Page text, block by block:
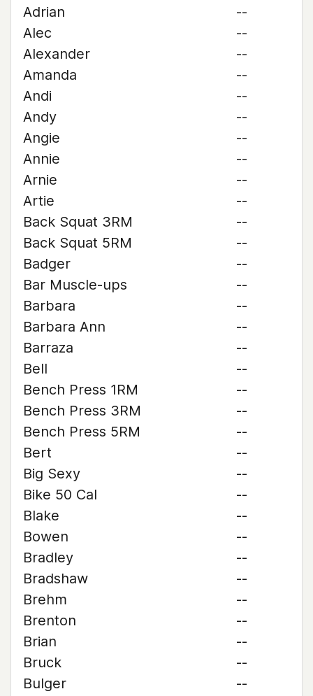
Adrian
--
Alec
--
Alexander
--
Amanda
--
Andi
--
Andy
--
Angie
--
Annie
--
Arnie
--
Artie
--
Back Squat 3RM
--
Back Squat 5RM
--
Badger
--
Bar Muscle-ups
--
Barbara
--
Barbara Ann
--
Barraza
--
Bell
--
Bench Press 1RM
--
Bench Press 3RM
--
Bench Press 5RM
--
Bert
--
Big Sexy
--
Bike 50 Cal
--
Blake
--
Bowen
--
Bradley
--
Bradshaw
--
Brehm
--
Brenton
--
Brian
--
Bruck
--
Bulger
--